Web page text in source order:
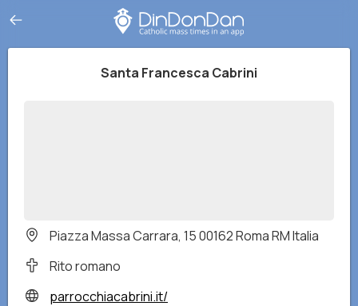
Santa Francesca Cabrini
Piazza Massa Carrara, 15 00162 Roma RM Italia
Rito romano
parrocchiacabrini.it/